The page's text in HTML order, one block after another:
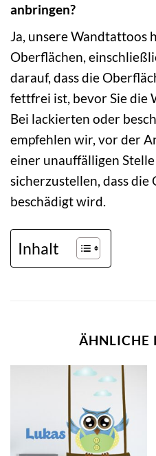
anbringen?
Ja, unsere Wandtattoos
Oberflächen,
darauf, dass die
fettfrei ist, bevor Sie die
Bei lackierten oder
empfehlen wir, vor der
einer unauffälligen
sicherzustellen, dass
beschädigt wird.
Inhalt
ÄHNLICHE